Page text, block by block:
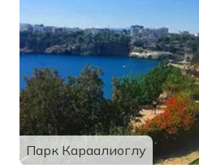
Парк Караалиоглу